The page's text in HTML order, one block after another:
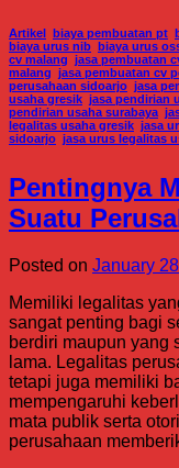
Artikel biaya pembuatan pt
biaya urus nib
biaya urus
cv malang jasa pembuatan
malang jasa pembuatan cv
perusahaan sidoarjo jasa
usaha gresik jasa pendirian
pendirian usaha surabaya,
legalitas usaha gresik jasa
sidoarjo jasa urus legalitas
Pentingnya
Suatu
Posted on January
Memiliki legalitas
sangat penting bagi
berdiri maupun yang
lama. Legalitas
tetapi juga memiliki
mempengaruhi
mata publik serta
perusahaan